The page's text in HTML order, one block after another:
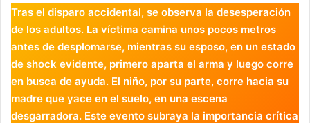
Tras el disparo accidental, se observa la desesperación
de los adultos. La víctima camina unos pocos metros
antes de desplomarse, mientras su esposo, en un estado
de shock evidente, primero aparta el arma y luego corre
en busca de ayuda. El niño, por su parte, corre hacia su
madre que yace en el suelo, en una escena
desgarradora. Este evento subraya la importancia crítica